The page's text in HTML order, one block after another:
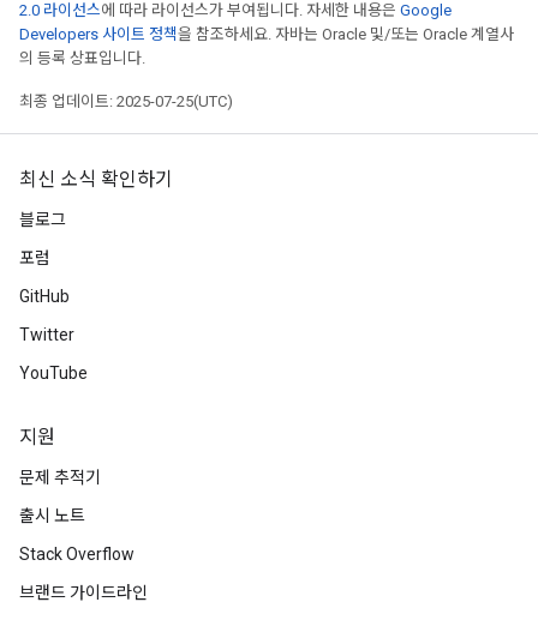
2.0 라이선스에 따라 라이선스가 부여됩니다. 자세한 내용은 Google
Developers 사이트 정책을 참조하세요. 자바는 Oracle 및/또는 Oracle 계열사
의 등록 상표입니다.
최종 업데이트: 2025-07-25(UTC)
최신 소식 확인하기
블로그
포럼
GitHub
Twitter
YouTube
지원
문제 추적기
출시 노트
Stack Overflow
브랜드 가이드라인